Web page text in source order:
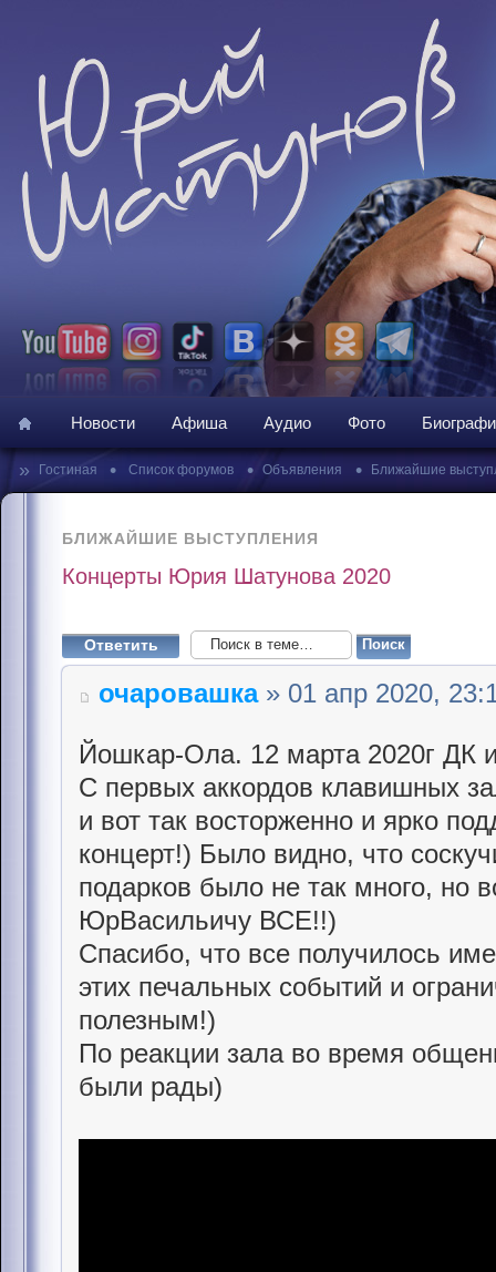
Новости Афиша Аудио Фото
» Гостиная • Список форумов • Объявления • Ближайшие
БЛИЖАЙШИЕ ВЫСТУПЛЕНИЯ
Концерты Юрия Шатунова 2020
Ответить
очаровашка» 01 апр 2020,
Йошкар-Ола. 12 марта 2020г ДК
С первых аккордов клавишных
и вот так восторженно и ярко
концерт!) Было видно, что
подарков было не так много, но
ЮрВасильичу ВСЕ!!)
Спасибо, что все получилось
этих печальных событий и
полезным!)
По реакции зала во время
были рады)